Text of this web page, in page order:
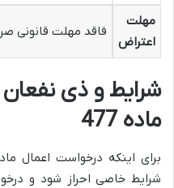
مهلت
اعتراض
فاقد مهلت قانونی
شرایط و ذی
ماده 477
شرایط خاصی احراز شود و